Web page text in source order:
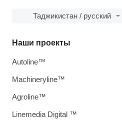
Таджикистан / русский
Наши проекты
Autoline™
Machineryline™
Agroline™
Linemedia Digital ™